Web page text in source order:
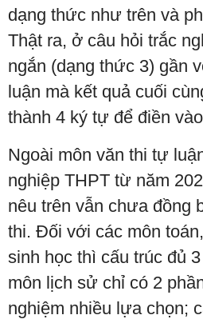
dạng thức như trên và
Thật ra, ở câu hỏi trắc
ngắn (dạng thức 3) gần
luận mà kết quả cuối
thành 4 ký tự để điền
Ngoài môn văn thi tự
nghiệp THPT từ năm
nêu trên vẫn chưa đồng
thi. Đối với các môn
sinh học thì cấu trúc đủ
môn lịch sử chỉ có 2
nghiệm nhiều lựa chọn;